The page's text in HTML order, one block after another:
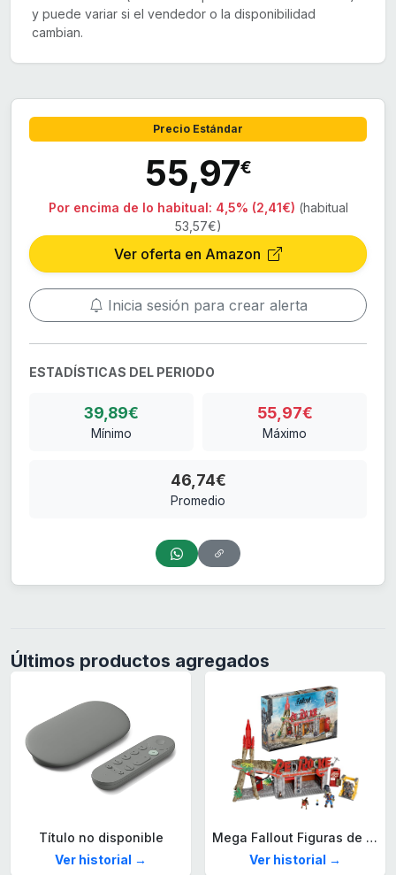
y puede variar si el vendedor o la disponibilidad
cambian.
Precio Estándar
55,97€
Por encima de lo habitual: 4,5% (2,41€) (habitual
53,57€)
Ver oferta en Amazon
Inicia sesión para crear alerta
ESTADÍSTICAS DEL PERIODO
39,89€
Mínimo
55,97€
Máximo
46,74€
Promedio
Últimos productos agregados
Título no disponible
Ver historial →
Mega Fallout Figuras de acción y Juguetes de construcción, Parada de Camiones Red Rocket con 824 Piezas, 2 Personajes articulados y Accesorios, para coleccionistas, HXT00
Ver historial →